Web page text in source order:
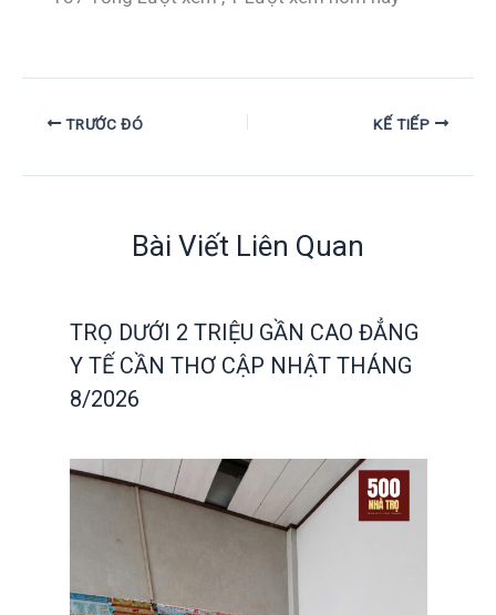
TRƯỚC ĐÓ KẾ TIẾP
Bài Viết Liên Quan
TRỌ DƯỚI 2 TRIỆU GẦN CAO ĐẲNG
Y TẾ CẦN THƠ CẬP NHẬT THÁNG
8/2026